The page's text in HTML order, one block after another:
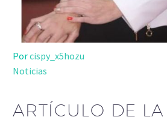
Porcispy_x5hozu
Noticias
ARTÍCULO DE LA